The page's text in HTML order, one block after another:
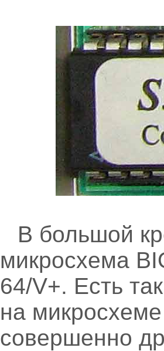
В большой
микросхема
64/V+. Есть
на
совершенно